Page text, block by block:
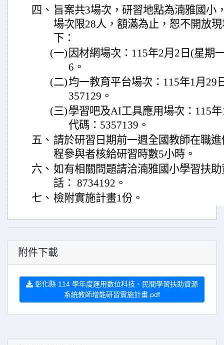
四、 旨案共3場次，研習地點為湳雅國小
場次限28人，額滿為止，恕不開放
下：
(一) 因材網場次：115年2月2日(星期
6。
(二)均一教育平台場次：115年1月29
357129。
(三)學習吧及AI工具應用場次：115
代碼：5357139。
五、 請於研習日期前一週全國教師在職
程參與者核給研習時數5小時。
六、 如有相關問題請洽湳雅國小學習扶
話： 8734192。
七、 檢附實施計畫1份。
附件下載
彰化縣 114 學年度運用數位科技、民間學習扶助資源
系統教師增能研習實施計畫.pdf